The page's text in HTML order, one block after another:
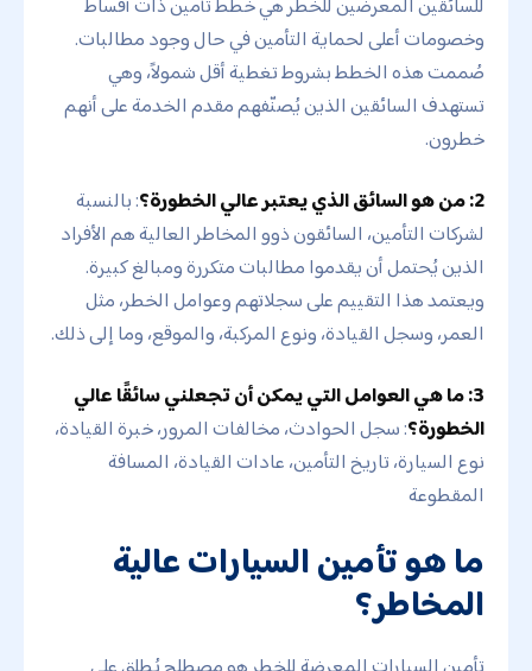
وخصومات أعلى لحماية التأمين في حال وجود مطالبات.
صُممت هذه الخطط بشروط تغطية أقل شمولاً، وهي
تستهدف السائقين الذين يُصنّفهم مقدم الخدمة على أنهم
خطرون.
2: من هو السائق الذي يعتبر عالي الخطورة؟
: بالنسبة
لشركات التأمين، السائقون ذوو المخاطر العالية هم الأفراد
الذين يُحتمل أن يقدموا مطالبات متكررة ومبالغ كبيرة.
ويعتمد هذا التقييم على سجلاتهم وعوامل الخطر، مثل
العمر، وسجل القيادة، ونوع المركبة، والموقع، وما إلى ذلك.
3: ما هي العوامل التي يمكن أن تجعلني سائقًا عالي
الخطورة؟: سجل الحوادث، مخالفات المرور، خبرة القيادة،
نوع السيارة، تاريخ التأمين، عادات القيادة، المسافة
المقطوعة
ما هو تأمين السيارات عالية
المخاطر؟